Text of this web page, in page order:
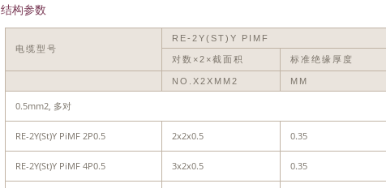
结构参数
电缆型号
RE-2Y(ST)Y PIMF
对数×2×截面积 标准绝缘厚度
NO.X2XMM2 MM
0.5mm2, 多对
RE-2Y(St)Y PiMF 2P0.5 2x2x0.5 0.35
RE-2Y(St)Y PiMF 4P0.5 3x2x0.5 0.35